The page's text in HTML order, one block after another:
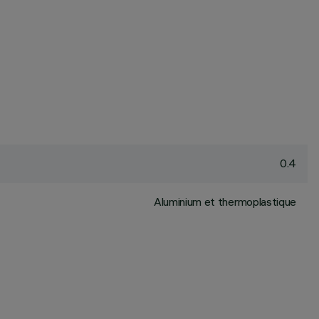
0.4
Aluminium et thermoplastique